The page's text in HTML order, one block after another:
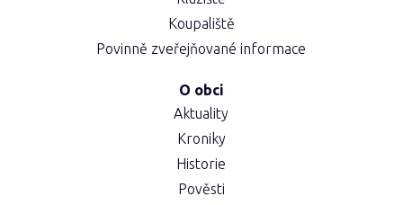
Koupaliště
Povinně zveřejňované informace
O obci
Aktuality
Kroniky
Historie
Pověsti